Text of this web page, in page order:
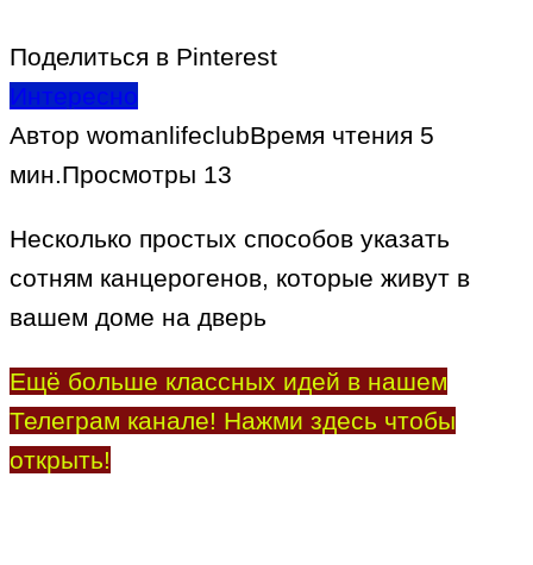
Поделиться в Pinterest
Интересно
Автор womanlifeclubВремя чтения 5
мин.Просмотры 13
Несколько простых способов указать
сотням канцерогенов, которые живут в
вашем доме на дверь
Ещё больше классных идей в нашем
Телеграм канале! Нажми здесь чтобы
открыть!